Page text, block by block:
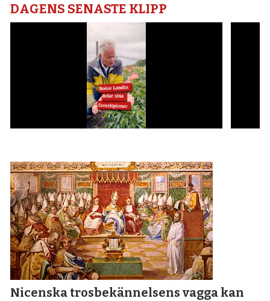
DAGENS SENASTE KLIPP
Nicenska tros­bekännelsens vagga kan